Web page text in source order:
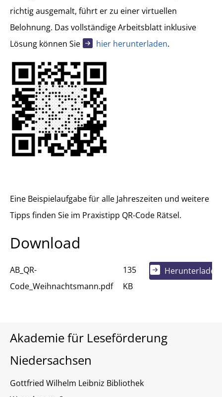
richtig ausgemalt, führt er zu einer virtuellen
Belohnung. Das vollständige Arbeitsblatt inklusive
Lösung können Sie
hier herunterladen.
Eine Beispielaufgabe für alle Jahreszeiten und weitere
Tipps finden Sie im Praxistipp QR-Code Rätsel.
Download
AB_QR-
Code_Weihnachtsmann.pdf
135
KB
Herunterladen
Akademie für Leseförderung
Niedersachsen
Gottfried Wilhelm Leibniz Bibliothek